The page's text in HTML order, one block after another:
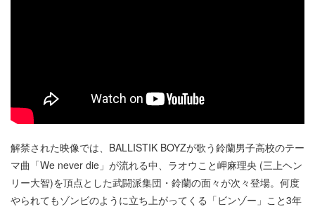
解禁された映像では、BALLISTIK BOYZが歌う鈴蘭男子高校のテー
マ曲「We never die」が流れる中、ラオウこと岬麻理央 (三上ヘン
リー大智)を頂点とした武闘派集団・鈴蘭の面々が次々登場。何度
やられてもゾンビのように立ち上がってくる「ビンゾー」こと3年